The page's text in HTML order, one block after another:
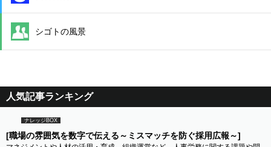
シゴトの風景
人気記事ランキング
ナレッジBOX
[職場の雰囲気を数字で伝える～ミスマッチを防ぐ採用広報～]